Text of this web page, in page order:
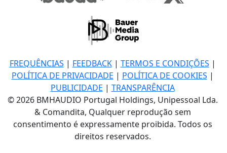
FREQUÊNCIAS | FEEDBACK| TERMOS E CONDIÇÕES |
POLÍTICA DE PRIVACIDADE | POLÍTICA DE COOKIES |
PUBLICIDADE | TRANSPARÊNCIA
© 2026 BMHAUDIO Portugal Holdings, Unipessoal Lda.
& Comandita, Qualquer reprodução sem
consentimento é expressamente proibida. Todos os
direitos reservados.